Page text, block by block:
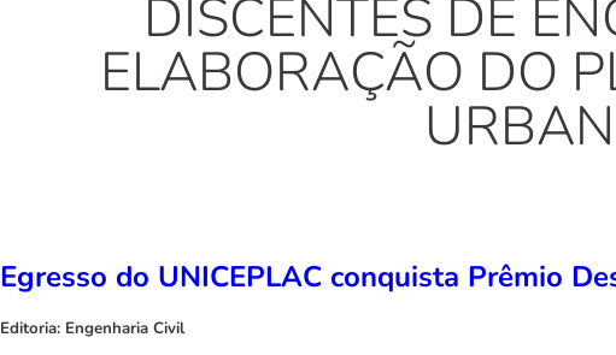
DISCENTES DE
ELABORAÇÃO DO
Egresso do UNICEPLAC conquista Prêmio
Editoria: Engenharia Civil